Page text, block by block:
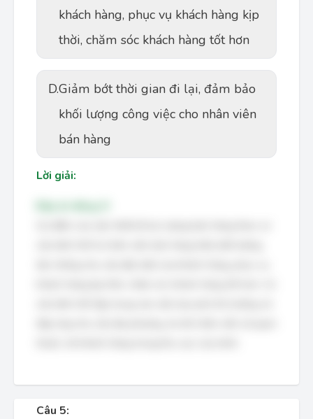
khách hàng, phục vụ khách hàng kịp
thời, chăm sóc khách hàng tốt hơn
D.Giảm bớt thời gian đi lại, đảm bảo
khối lượng công việc cho nhân viên
bán hàng
Lời giải:
Câu 5: